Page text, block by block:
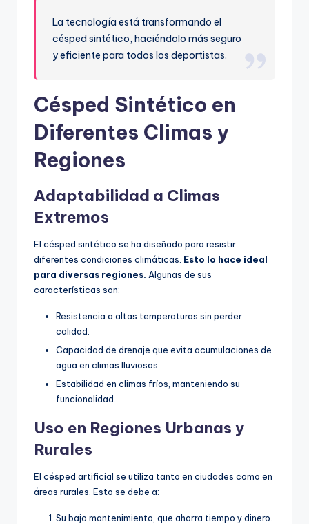
La tecnología está transformando el
césped sintético, haciéndolo más seguro
y eficiente para todos los deportistas.
Césped Sintético en
Diferentes Climas y
Regiones
Adaptabilidad a Climas
Extremos
El césped sintético se ha diseñado para resistir
diferentes condiciones climáticas. Esto lo hace ideal
para diversas regiones. Algunas de sus
características son:
Resistencia a altas temperaturas sin perder
calidad.
Capacidad de drenaje que evita acumulaciones de
agua en climas lluviosos.
Estabilidad en climas fríos, manteniendo su
funcionalidad.
Uso en Regiones Urbanas y
Rurales
El césped artificial se utiliza tanto en ciudades como en
áreas rurales. Esto se debe a:
Su bajo mantenimiento, que ahorra tiempo y dinero.